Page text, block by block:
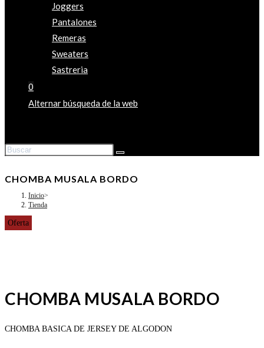
Joggers
Pantalones
Remeras
Sweaters
Sastreria
0
Alternar búsqueda de la web
CHOMBA MUSALA BORDO
Inicio>
Tienda
Oferta
CHOMBA MUSALA BORDO
CHOMBA BASICA DE JERSEY DE ALGODON